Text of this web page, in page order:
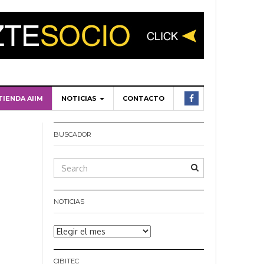
AIIM NOTICIAS CONTACTO
BUSCADOR
NOTICIAS
Noticias
CIBITEC